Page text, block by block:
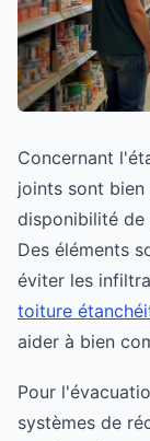
Concernant
joints sont bien
disponibilité de
Des éléments
éviter les
toiture
aider à bien
Pour
systèmes de